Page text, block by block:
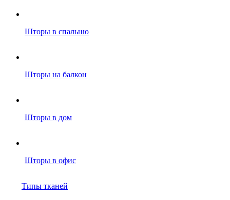
Шторы в спальню
Шторы на балкон
Шторы в дом
Шторы в офис
Типы тканей